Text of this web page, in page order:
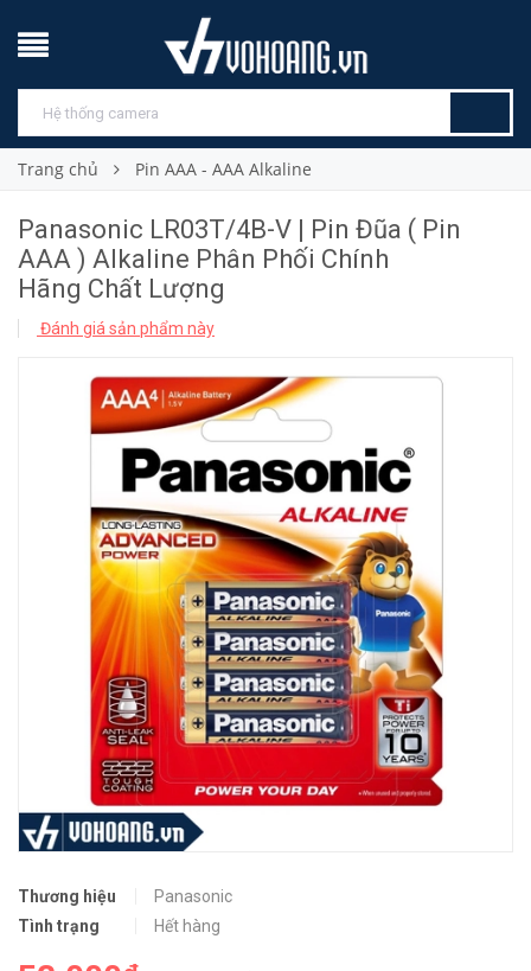
Trang chủ Pin AAA - AAA Alkaline
Panasonic LR03T/4B-V | Pin Đũa ( Pin
AAA ) Alkaline Phân Phối Chính
Hãng Chất Lượng
Đánh giá sản phẩm này
Thương hiệu
Panasonic
Tình trạng
Hết hàng